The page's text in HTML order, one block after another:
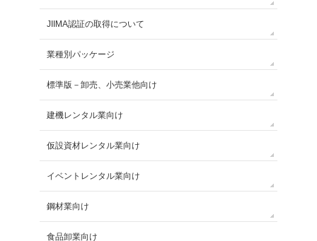
JIIMA認証の取得について
業種別パッケージ
標準版－卸売、小売業他向け
建機レンタル業向け
仮設資材レンタル業向け
イベントレンタル業向け
鋼材業向け
食品卸業向け